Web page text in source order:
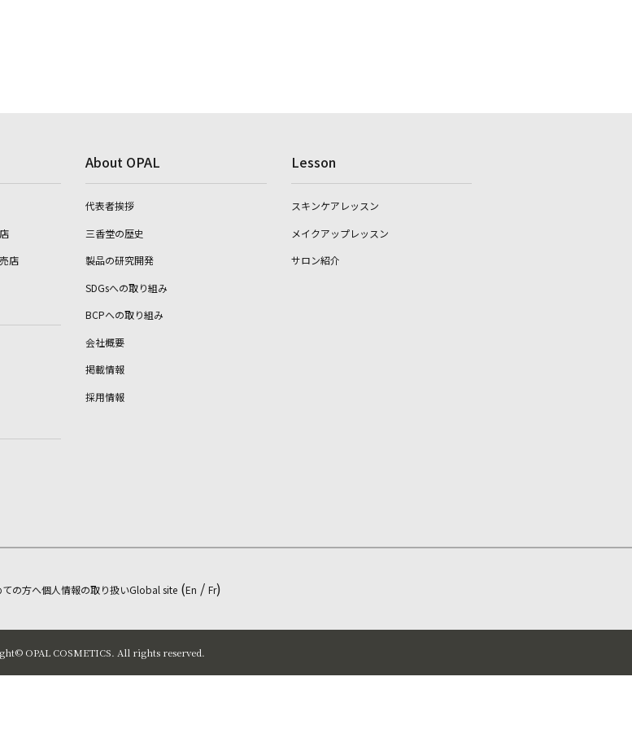
店
About OPAL
代表者挨拶
三香堂の歴史
製品の研究開発
SDGsへの取り組み
BCPへの取り組み
会社概要
掲載情報
採用情報
Lesson
スキンケアレッスン
メイクアップレッスン
サロン紹介
の方へ個人情報の取り扱いGlobal site(En / Fr)
OPAL COSMETICS. All rights reserved.